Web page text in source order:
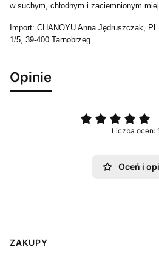
w suchym, chłodnym i zaciemnionym
Import: CHANOYU Anna Jędruszczak,
1/5, 39-400 Tarnobrzeg.
Opinie
Liczba ocen: 1
Oceń i
Linki w stopce
ZAKUPY